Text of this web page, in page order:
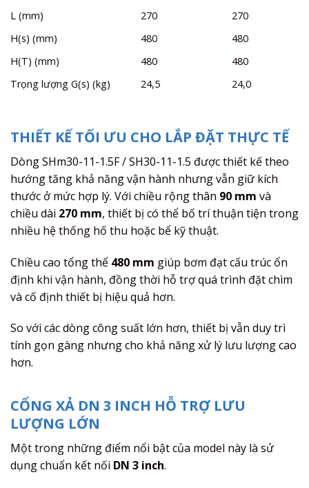
L (mm)
270
270
H(s) (mm)
480
480
H(T) (mm)
480
480
Trọng lượng G(s) (kg)
24,5 24,0
THIẾT KẾ TỐI ƯU CHO LẮP ĐẶT THỰC TẾ
Dòng SHm30-11-1.5F / SH30-11-1.5 được thiết kế theo
hướng tăng khả năng vận hành nhưng vẫn giữ kích
thước ở mức hợp lý. Với chiều rộng thân 90 mm và
chiều dài 270 mm, thiết bị có thể bố trí thuận tiện trong
nhiều hệ thống hố thu hoặc bể kỹ thuật.
Chiều cao tổng thể 480 mm giúp bơm đạt cấu trúc ổn
định khi vận hành, đồng thời hỗ trợ quá trình đặt chìm
và cố định thiết bị hiệu quả hơn.
So với các dòng công suất lớn hơn, thiết bị vẫn duy trì
tính gọn gàng nhưng cho khả năng xử lý lưu lượng cao
hơn.
CỔNG XẢ DN 3 INCH HỖ TRỢ LƯU
LƯỢNG LỚN
Một trong những điểm nổi bật của model này là sử
dụng chuẩn kết nối DN 3 inch.